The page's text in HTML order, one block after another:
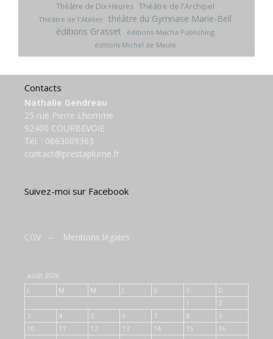
Théâtre de Dix Heures Théâtre de l'Archipel
Théâtre de l'Atelier théâtre du Gymnase Marie-Bell
éditions Grasset
éditions Macha Publishing
éditions Michel de Maule
Contacts
Nathalie Gendreau
25 rue Pierre Lhomme
92400 COURBEVOIE
Tél. : 0663009363
contact@prestaplume.fr
Suivez-moi sur Facebook
CGV – Mentions légales
août 2026
L
M M J V S
D
1
2
3
4 5 6 7 8
9
10
11 12 13 14 15
16